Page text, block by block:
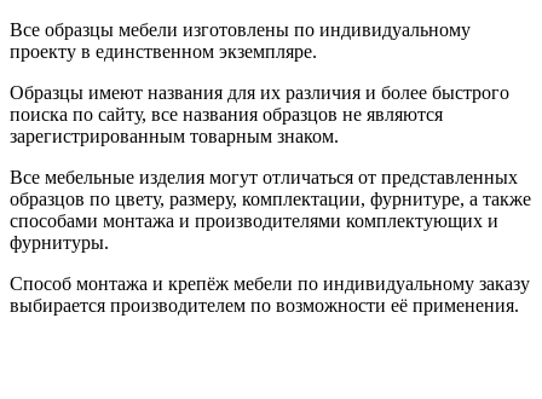
Все образцы мебели изготовлены по индивидуальному
проекту в единственном экземпляре.
Образцы имеют названия для их различия и более быстрого
поиска по сайту, все названия образцов не являются
зарегистрированным товарным знаком.
Все мебельные изделия могут отличаться от представленных
образцов по цвету, размеру, комплектации, фурнитуре, а также
способами монтажа и производителями комплектующих и
фурнитуры.
Способ монтажа и крепёж мебели по индивидуальному заказу
выбирается производителем по возможности её применения.